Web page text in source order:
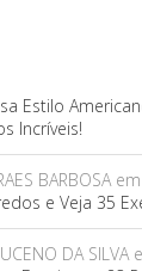
Estilo
Incríveis!
BARBOSAem
e Veja 35
DA SILVA